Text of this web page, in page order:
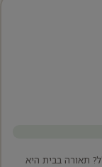
תאורה בבית היא